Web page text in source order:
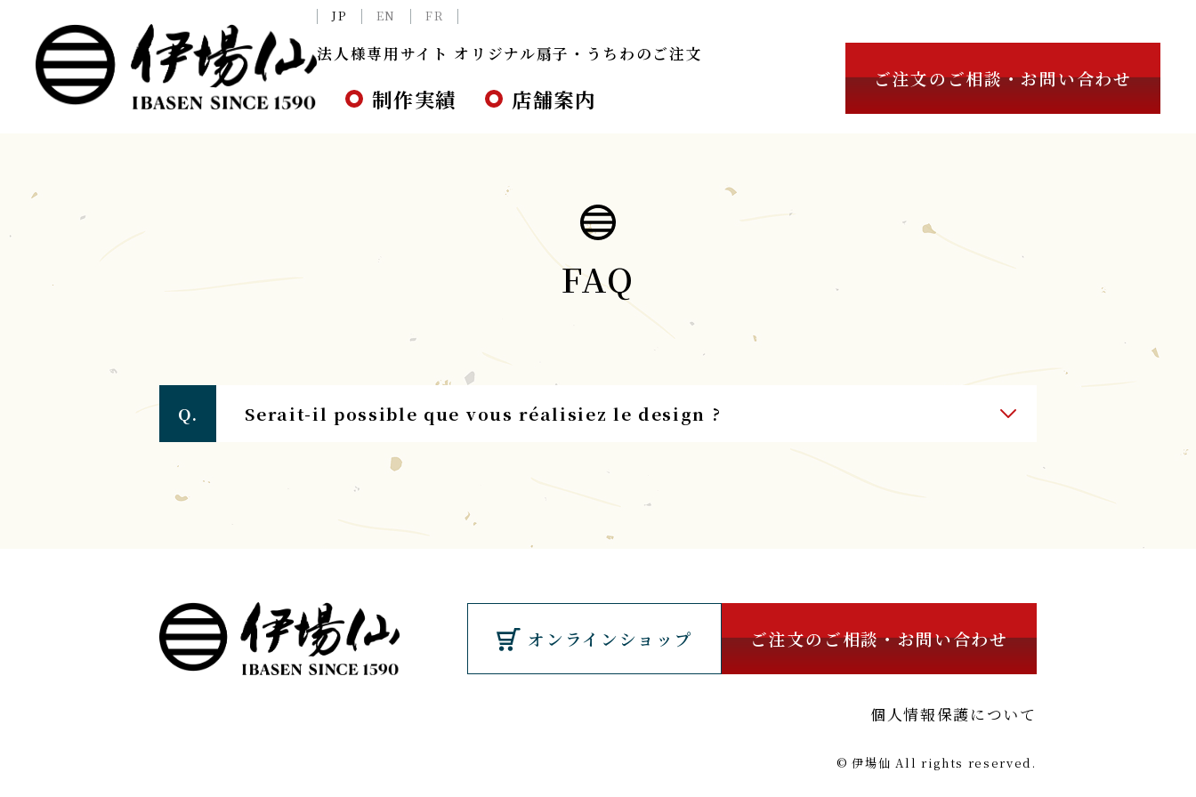
法人様専用サイト オリジナル扇子・うちわのご注文
制作実績 店舗案内
ご注文のご相談・お問い合わせ
EN FR
JP
FAQ
Serait-il possible que vous réalisiez le design ?
オンラインショップ ご注文のご相談・お問い合わせ
個人情報保護について
© 伊場仙 All rights reserved.